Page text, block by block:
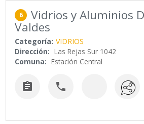
6 Vidrios y Aluminios
Valdes
Categoría: VIDRIOS
Dirección: Las Rejas Sur 1042
Comuna: Estación Central
 